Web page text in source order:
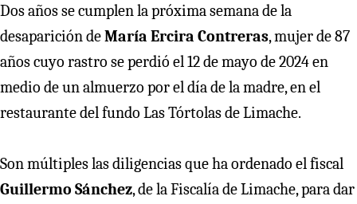
Dos años se cumplen la próxima semana de la
desaparición deMaría Ercira Contreras, mujer de 87
años cuyo rastro se perdió el 12 de mayo de 2024 en
medio de un almuerzo por el día de la madre, en el
restaurante del fundo Las Tórtolas de Limache.
Son múltiples las diligencias que ha ordenado el fiscal
Guillermo Sánchez, de la Fiscalía de Limache, para dar